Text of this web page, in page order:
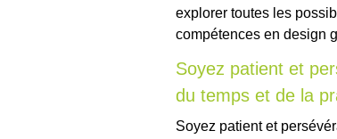
explorer toutes les
compétences en design
Soyez patient et
du temps et de la
Soyez patient et